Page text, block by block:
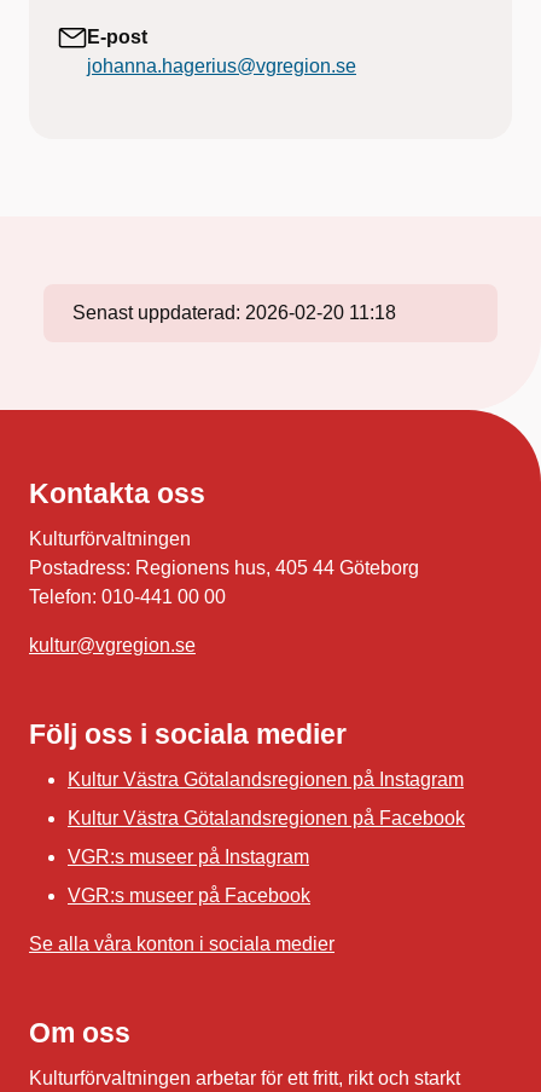
E-post
johanna.hagerius@vgregion.se
Senast uppdaterad: 2026-02-20 11:18
Kontakta oss
Kulturförvaltningen
Postadress: Regionens hus, 405 44 Göteborg
Telefon: 010-441 00 00
kultur@vgregion.se
Följ oss i sociala medier
Kultur Västra Götalandsregionen på Instagram
Kultur Västra Götalandsregionen på Facebook
VGR:s museer på Instagram
VGR:s museer på Facebook
Se alla våra konton i sociala medier
Om oss
Kulturförvaltningen arbetar för ett fritt, rikt och starkt